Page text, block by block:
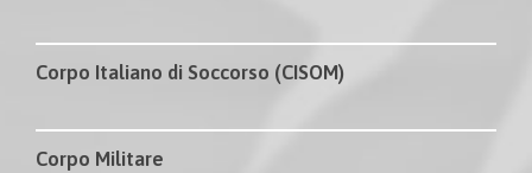
Corpo Italiano di Soccorso (CISOM)
Corpo Militare